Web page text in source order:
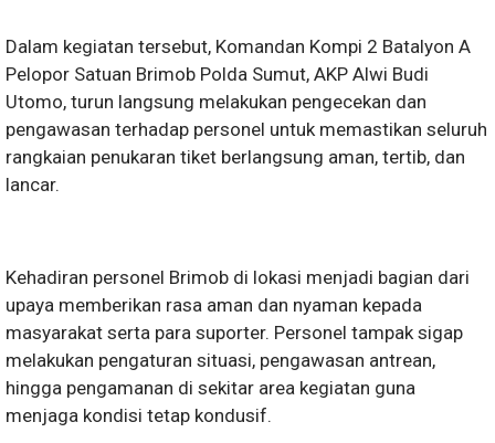
Dalam kegiatan tersebut, Komandan Kompi 2 Batalyon A
Pelopor Satuan Brimob Polda Sumut, AKP Alwi Budi
Utomo, turun langsung melakukan pengecekan dan
pengawasan terhadap personel untuk memastikan seluruh
rangkaian penukaran tiket berlangsung aman, tertib, dan
lancar.
Kehadiran personel Brimob di lokasi menjadi bagian dari
upaya memberikan rasa aman dan nyaman kepada
masyarakat serta para suporter. Personel tampak sigap
melakukan pengaturan situasi, pengawasan antrean,
hingga pengamanan di sekitar area kegiatan guna
menjaga kondisi tetap kondusif.